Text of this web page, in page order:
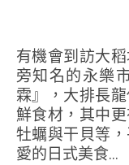
有機會到訪大稻埕一日遊，絕對不會錯過迪化街
旁知名的永樂
霖』，大排長
鮮食材，其中
牡蠣與干貝等
愛的日式美食...